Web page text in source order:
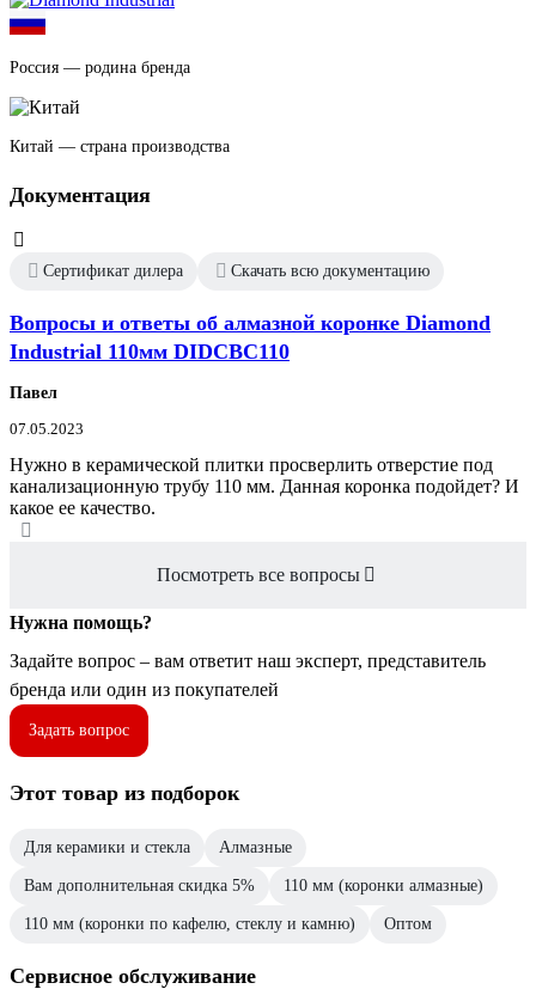
Россия — родина бренда
Китай — страна производства
Документация
Сертификат дилера Скачать всю документацию
Вопросы и ответы об алмазной коронке Diamond
Industrial 110мм DIDCBC110
Павел
07.05.2023
Нужно в керамической плитки просверлить отверстие под
канализационную трубу 110 мм. Данная коронка подойдет? И
какое ее качество.
Посмотреть все вопросы
Нужна помощь?
Задайте вопрос – вам ответит наш эксперт, представитель
бренда или один из покупателей
Задать вопрос
Этот товар из подборок
Для керамики и стекла Алмазные
Вам дополнительная скидка 5% 110 мм (коронки алмазные)
110 мм (коронки по кафелю, стеклу и камню) Оптом
Сервисное обслуживание